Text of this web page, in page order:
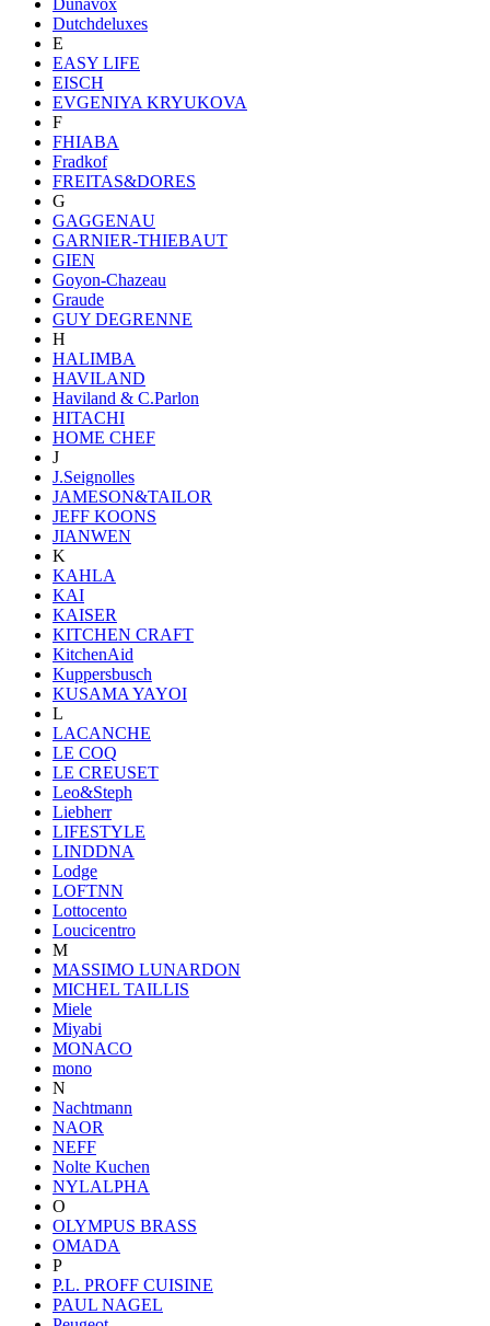
Dutchdeluxes
E
EASY LIFE
EISCH
EVGENIYA KRYUKOVA
F
FHIABA
Fradkof
FREITAS&DORES
G
GAGGENAU
GARNIER-THIEBAUT
GIEN
Goyon-Chazeau
Graude
GUY DEGRENNE
H
HALIMBA
HAVILAND
Haviland & C.Parlon
HITACHI
HOME CHEF
J
J.Seignolles
JAMESON&TAILOR
JEFF KOONS
JIANWEN
K
KAHLA
KAI
KAISER
KITCHEN CRAFT
KitchenAid
Kuppersbusch
KUSAMA YAYOI
L
LACANCHE
LE COQ
LE CREUSET
Leo&Steph
Liebherr
LIFESTYLE
LINDDNA
Lodge
LOFTNN
Lottocento
Loucicentro
M
MASSIMO LUNARDON
MICHEL TAILLIS
Miele
Miyabi
MONACO
mono
N
Nachtmann
NAOR
NEFF
Nolte Kuchen
NYLALPHA
O
OLYMPUS BRASS
OMADA
P
P.L. PROFF CUISINE
PAUL NAGEL